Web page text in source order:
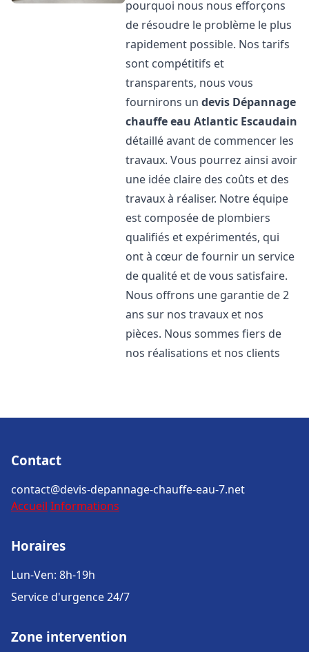
pourquoi nous nous efforçons
de résoudre le problème le plus
rapidement possible. Nos tarifs
sont compétitifs et
transparents, nous vous
fournirons undevis Dépannage
chauffe eau Atlantic Escaudain
détaillé avant de commencer les
travaux. Vous pourrez ainsi avoir
une idée claire des coûts et des
travaux à réaliser. Notre équipe
est composée de plombiers
qualifiés et expérimentés, qui
ont à cœur de fournir un service
de qualité et de vous satisfaire.
Nous offrons une garantie de 2
ans sur nos travaux et nos
pièces. Nous sommes fiers de
nos réalisations et nos clients
Contact
contact@devis-depannage-chauffe-eau-7.net
Accueil Informations
Horaires
Lun-Ven: 8h-19h
Service d'urgence 24/7
Zone intervention